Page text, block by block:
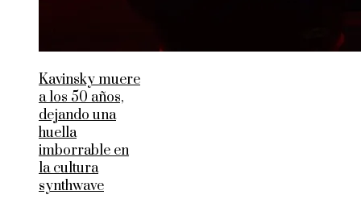
Kavinsky muere
a los 50 años,
dejando una
huella
imborrable en
la cultura
synthwave